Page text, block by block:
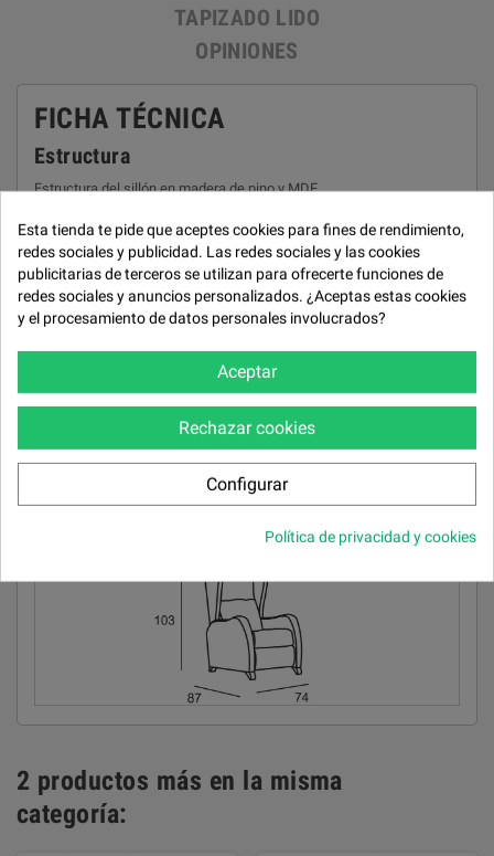
TAPIZADO LIDO
OPINIONES
FICHA TÉCNICA
Estructura
Estructura del sillón en madera de pino y MDF.
Recubrimiento
Tapizado en Tela Lido by FROCA. Cosido reforzado con pestaña
Asiento
Bastidor de asiento en madera de haya.
Suspención asiento
Suspensión de asiento en muelle "Nosag", de alta resistencia.
Patas
Patas en madera de haya pulimentada
2 productos más en la misma
categoría:
Esta tienda te pide que aceptes cookies para fines de rendimiento,
redes sociales y publicidad. Las redes sociales y las cookies
publicitarias de terceros se utilizan para ofrecerte funciones de
redes sociales y anuncios personalizados. ¿Aceptas estas cookies
y el procesamiento de datos personales involucrados?
Aceptar
Rechazar cookies
Configurar
Política de privacidad y cookies